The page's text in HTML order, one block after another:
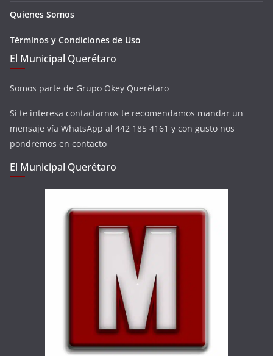
Quienes Somos
Términos y Condiciones de Uso
El Municipal Querétaro
Somos parte de Grupo Okey Querétaro
Si te interesa contactarnos te recomendamos mandar un
mensaje vía WhatsApp al 442 185 4161 y con gusto nos
pondremos en contacto
El Municipal Querétaro